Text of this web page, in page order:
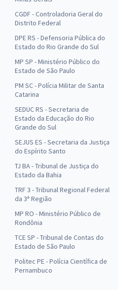
CGDF - Controladoria Geral do
Distrito Federal
DPE RS - Defensoria Pública do
Estado do Rio Grande do Sul
MP SP - Ministério Público do
Estado de São Paulo
PM SC - Polícia Militar de Santa
Catarina
SEDUC RS - Secretaria de
Estado da Educação do Rio
Grande do Sul
SEJUS ES - Secretaria da Justiça
do Espírito Santo
TJ BA - Tribunal de Justiça do
Estado da Bahia
TRF 3 - Tribunal Regional Federal
da 3ª Região
MP RO - Ministério Público de
Rondônia
TCE SP - Tribunal de Contas do
Estado de São Paulo
Politec PE - Polícia Científica de
Pernambuco